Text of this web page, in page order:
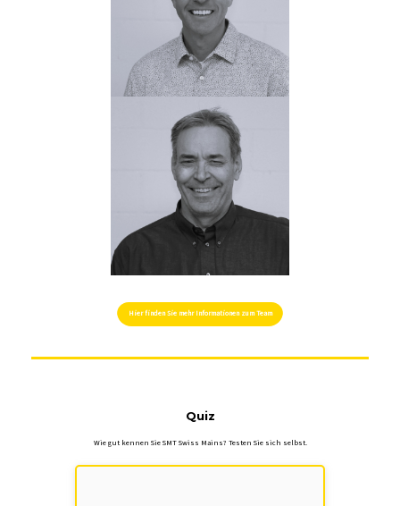
Hier finden Sie mehr Informationen zum Team
Quiz
Wie gut kennen Sie SMT Swiss Mains? Testen Sie sich selbst.